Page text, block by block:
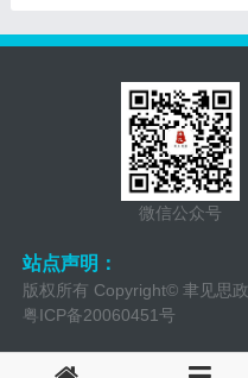
微信公众号
站点声明：
版权所有 Copyright© 聿见思
粤ICP备20060451号
QQ：